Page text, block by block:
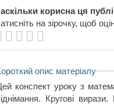
корисна ця
на зірочку, щоб
опис матеріалу
конспект уроку з
Кругові